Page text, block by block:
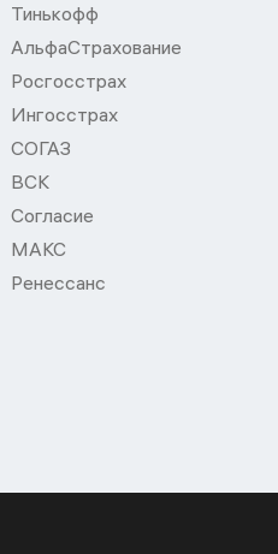
Тинькофф
АльфаСтрахование
Росгосстрах
Ингосстрах
СОГАЗ
ВСК
Согласие
МАКС
Ренессанс